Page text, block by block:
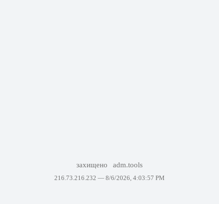
захищено adm.tools
216.73.216.232 — 8/6/2026, 4:03:57 PM